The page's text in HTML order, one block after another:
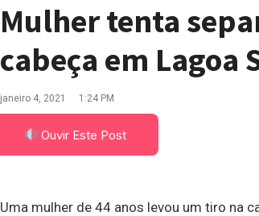
Mulher tenta
cabeça em Lagoa
janeiro 4, 2021 1:24 PM
Ouvir Este Post
Uma mulher de 44 anos levou um tiro na